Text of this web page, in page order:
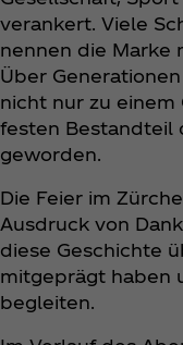
verankert. Viele
nennen die Marke
Über
nicht nur zu einem
festen Bestandteil
geworden.
Die Feier im
Ausdruck von
diese Geschichte
mitgeprägt haben
begleiten.